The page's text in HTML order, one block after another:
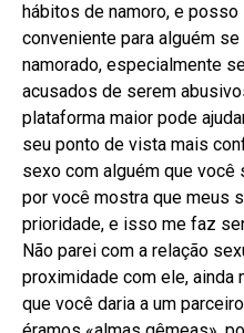
hábitos de namoro, e
conveniente para alguém
namorado, especialmente
acusados ​​de serem
plataforma maior pode
seu ponto de vista mais
sexo com alguém que
por você mostra que meus
prioridade, e isso me faz
Não parei com a relação
proximidade com ele, ainda
que você daria a um